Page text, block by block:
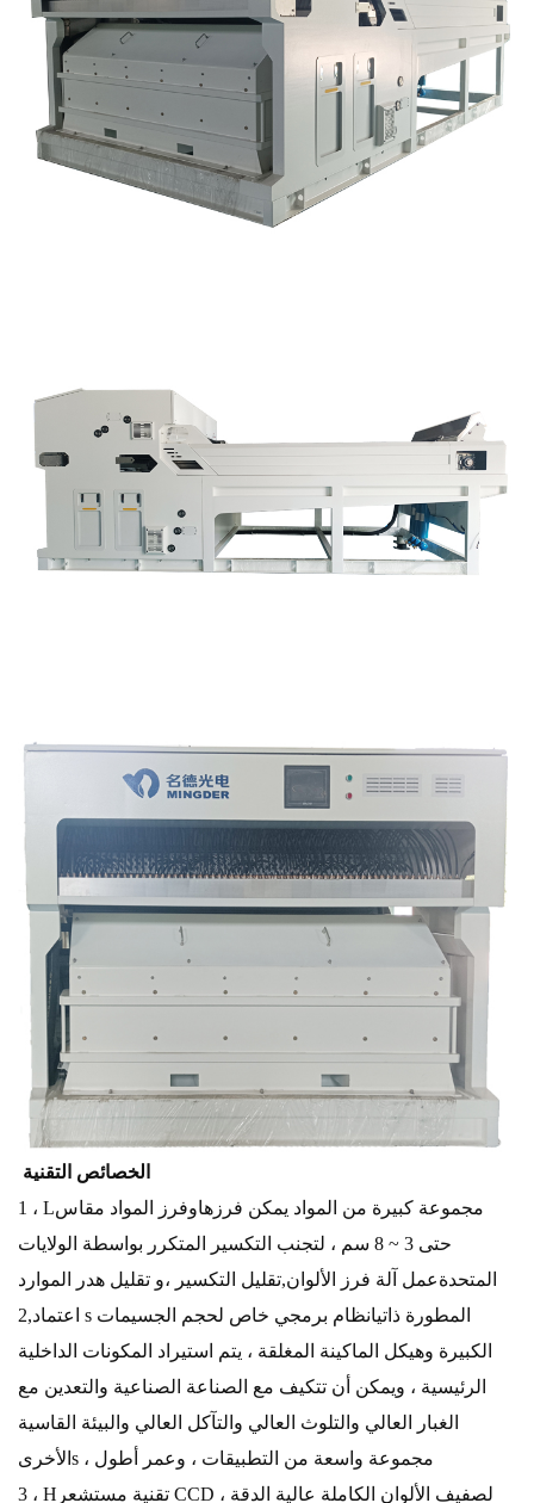
الخصائص التقنية
1 ، L مجموعة كبيرة من المواد يمكن فرزهاوفرز المواد مقاس
حتى 3 ~ 8 سم ، لتجنب التكسير المتكرر
بواسطة الولايات
المتحدةعمل آلة فرز الألوان,تقليل التكسير ،و تقليل هدر الموارد
2,
اعتماد s المطورة ذاتيانظام برمجي خاص لحجم الجسيمات
الكبيرة وهيكل الماكينة المغلقة ، يتم استيراد المكونات الداخلية
الرئيسية ، ويمكن أن تتكيف مع الصناعة الصناعية والتعدين مع
الغبار العالي والتلوث العالي والتآكل العالي والبيئة القاسية
الأخرى s
، مجموعة واسعة من التطبيقات ، وعمر أطول
3 ، H تقنية مستشعر CCD لصفيف الألوان الكاملة عالية الدقة ،